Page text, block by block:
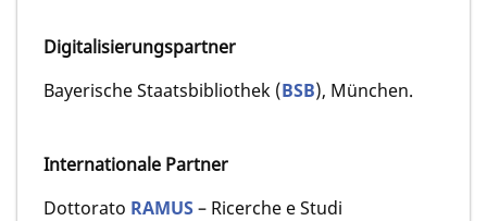
Digitalisierungspartner
Bayerische Staatsbibliothek (BSB), München.
Internationale Partner
Dottorato RAMUS– Ricerche e Studi